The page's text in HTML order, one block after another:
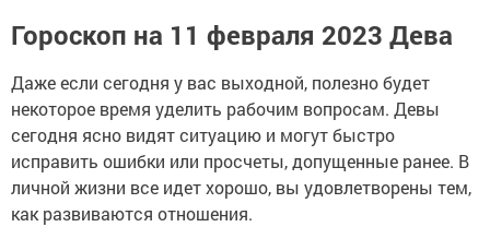
Гороскоп на 11 февраля 2023 Дева
Даже если сегодня у вас выходной, полезно будет
некоторое время уделить рабочим вопросам. Девы
сегодня ясно видят ситуацию и могут быстро
исправить ошибки или просчеты, допущенные ранее. В
личной жизни все идет хорошо, вы удовлетворены тем,
как развиваются отношения.